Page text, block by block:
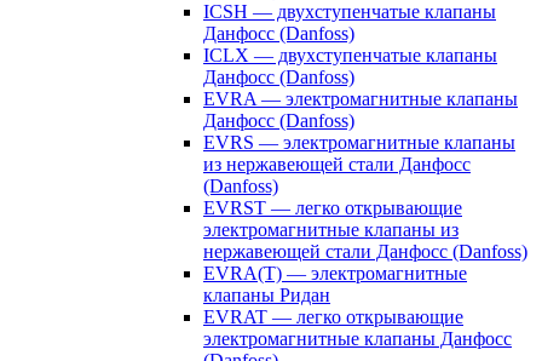
ICSH — двухступенчатые клапаны
Данфосс (Danfoss)
ICLX — двухступенчатые клапаны
Данфосс (Danfoss)
EVRA — электромагнитные клапаны
Данфосс (Danfoss)
EVRS — электромагнитные клапаны
из нержавеющей стали Данфосс
(Danfoss)
EVRST — легко открывающие
электромагнитные клапаны из
нержавеющей стали Данфосс (Danfoss)
EVRA(T) — электромагнитные
клапаны Ридан
EVRAT — легко открывающие
электромагнитные клапаны Данфосс